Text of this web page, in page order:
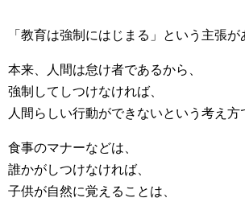
「教育は強制にはじまる」という主張が
本来、人間は怠け者であるから、
強制してしつけなければ、
人間らしい行動ができないという考え方
食事のマナーなどは、
誰かがしつけなければ、
子供が自然に覚えることは、